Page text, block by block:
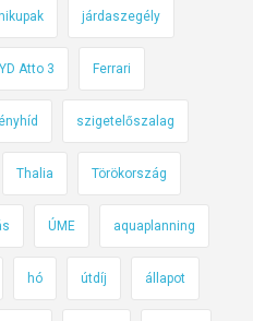
járdaszegély
Atto 3 Ferrari
szigetelőszalag
Thalia Törökország
ÚME aquaplanning
hó útdíj állapot